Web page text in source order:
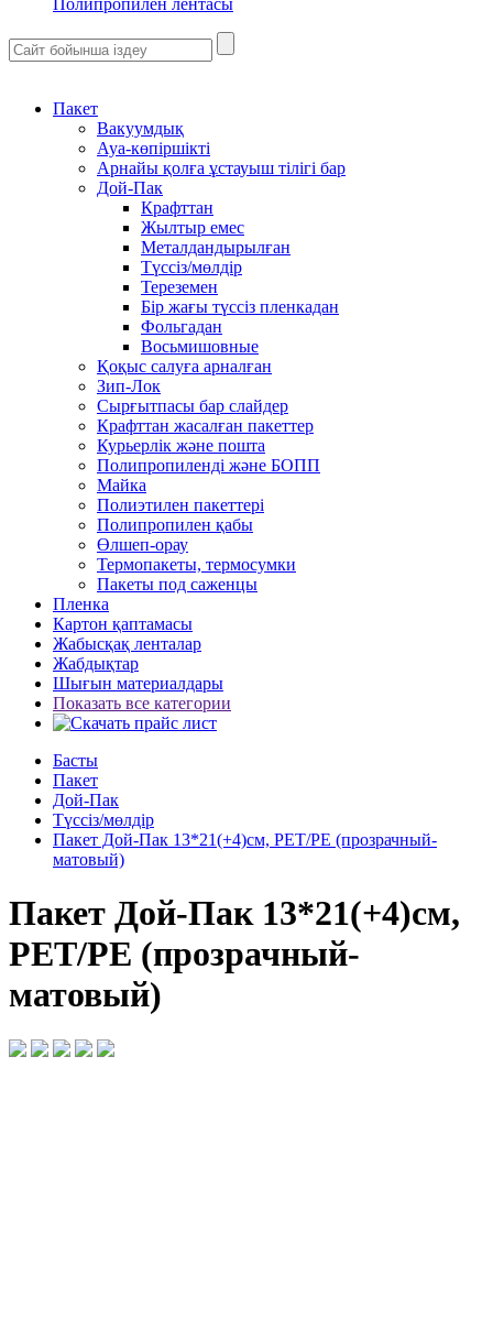
Пакет
Вакуумдық
Ауа-көпіршікті
Арнайы қолға ұстауыш тілігі бар
Дой-Пак
Крафттан
Жылтыр емес
Металдандырылған
Түссіз/мөлдір
Тереземен
Бір жағы түссіз пленкадан
Фольгадан
Восьмишовные
Қоқыс салуға арналған
Зип-Лок
Сырғытпасы бар слайдер
Крафттан жасалған пакеттер
Курьерлік және пошта
Полипропиленді және БОПП
Майка
Полиэтилен пакеттері
Полипропилен қабы
Өлшеп-орау
Термопакеты, термосумки
Пакеты под саженцы
Пленка
Картон қаптамасы
Жабысқақ ленталар
Жабдықтар
Шығын материалдары
Показать все категории
Басты
Пакет
Дой-Пак
Түссіз/мөлдір
Пакет Дой-Пак 13*21(+4)см, PET/PE (прозрачный-
матовый)
Пакет Дой-Пак 13*21(+4)см,
PET/PE (прозрачный-
матовый)